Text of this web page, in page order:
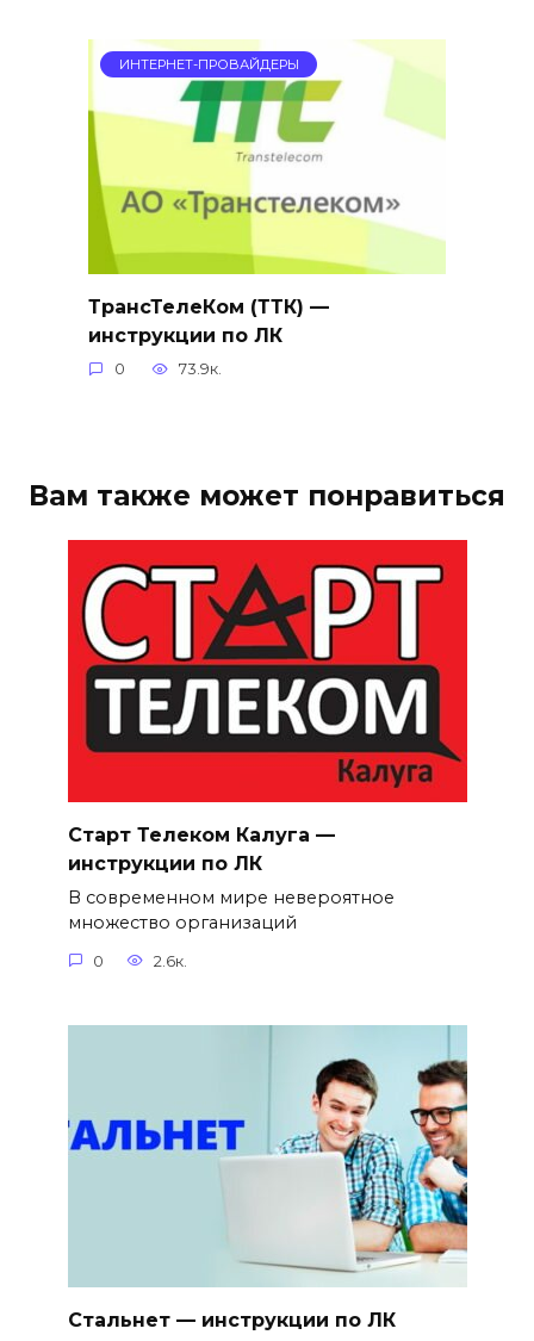
ИНТЕРНЕТ-ПРОВАЙДЕРЫ
ТрансТелеКом (ТТК) —
инструкции по ЛК
0 73.9к.
Вам также может понравиться
Старт Телеком Калуга —
инструкции по ЛК
В современном мире невероятное
множество организаций
0 2.6к.
Стальнет — инструкции по ЛК